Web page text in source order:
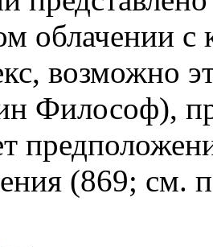
облачении с
возможно
Философ),
(869; см.